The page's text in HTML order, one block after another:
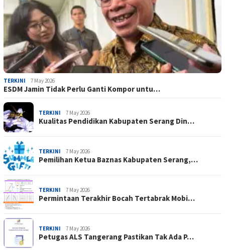
TERKINI 7 May 2026
ESDM Jamin Tidak Perlu Ganti Kompor untu…
TERKINI 7 May 2026
Kualitas Pendidikan Kabupaten Serang Din…
TERKINI 7 May 2026
Pemilihan Ketua Baznas Kabupaten Serang,…
TERKINI 7 May 2026
Permintaan Terakhir Bocah Tertabrak Mobi…
TERKINI 7 May 2026
Petugas ALS Tangerang Pastikan Tak Ada P…